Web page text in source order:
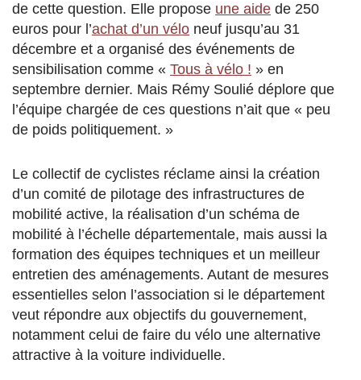
de cette question. Elle propose une aide de 250
euros pour l’achat d’un vélo neuf jusqu’au 31
décembre et a organisé des événements de
sensibilisation comme « Tous à vélo ! » en
septembre dernier. Mais Rémy Soulié déplore que
l’équipe chargée de ces questions n’ait que « peu
de poids politiquement. »
Le collectif de cyclistes réclame ainsi la création
d’un comité de pilotage des infrastructures de
mobilité active, la réalisation d’un schéma de
mobilité à l’échelle départementale, mais aussi la
formation des équipes techniques et un meilleur
entretien des aménagements. Autant de mesures
essentielles selon l’association si le département
veut répondre aux objectifs du gouvernement,
notamment celui de faire du vélo une alternative
attractive à la voiture individuelle.